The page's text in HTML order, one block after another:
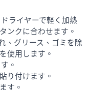
ライヤーで軽く加熱
ンクに合わせます。
、グリース、ゴミを除
使用します。
。
り付けます。
す。